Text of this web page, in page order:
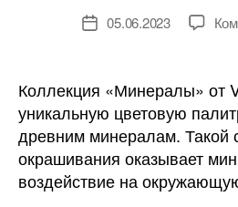
Дата05.06.2023
Коллекция «Минералы» от
уникальную цветовую
древним минералам. Такой
окрашивания оказывает
воздействие на